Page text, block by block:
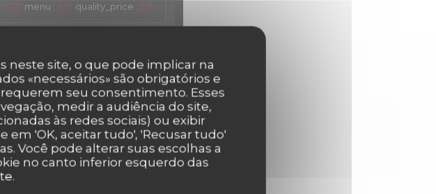
neste site, o que pode implicar na
«necessários» são obrigatórios e
seu consentimento. Esses
medir a audiência do site,
às redes sociais) ou exibir
'OK, aceitar tudo', 'Recusar tudo'
Você pode alterar suas escolhas a
no canto inferior esquerdo das
: 5/5 menu : 5/5 quality_price : 5/5
5 /5 menu:4/5 quality_price: 4 /5
au gré des saisons, et
5/5